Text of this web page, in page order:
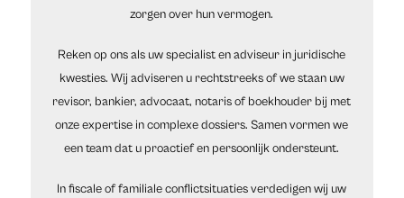
zorgen over hun vermogen.
Reken op ons als uw specialist en adviseur in juridische
kwesties. Wij adviseren u rechtstreeks of we staan uw
revisor, bankier, advocaat, notaris of boekhouder bij met
onze expertise in complexe dossiers. Samen vormen we
een team dat u proactief en persoonlijk ondersteunt.
In fiscale of familiale conflictsituaties verdedigen wij uw